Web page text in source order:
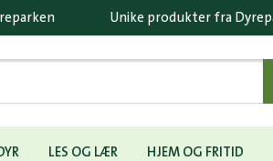
Unike produkter fra
LES OG LÆR HJEM OG FRITID